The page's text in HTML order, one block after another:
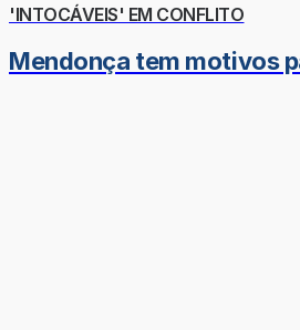
'INTOCÁVEIS' EM CONFLITO
Mendonça tem motivos